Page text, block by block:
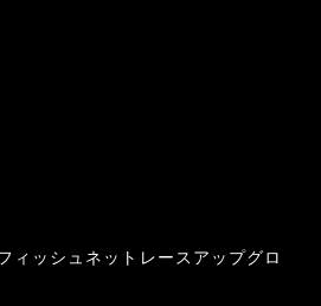
ィッシュネットレースアップグロ